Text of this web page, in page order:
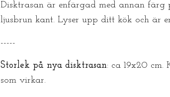
Disktrasan är enfärgad med annan färg
ljusbrun kant. Lyser upp ditt kök och är
-----
Storlek på nya disktrasan: ca 19x20 cm.
som virkar.